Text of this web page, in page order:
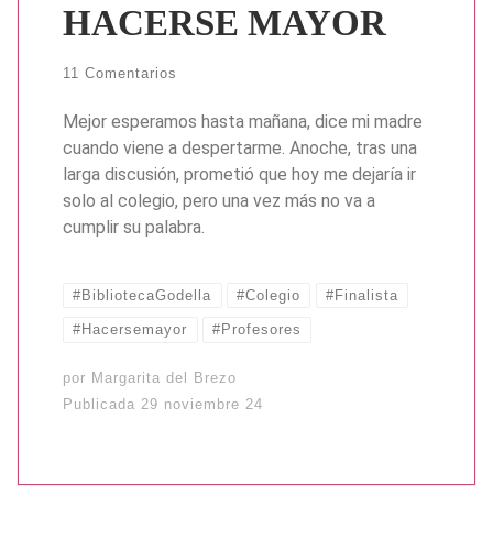
HACERSE MAYOR
11 Comentarios
Mejor esperamos hasta mañana, dice mi madre
cuando viene a despertarme. Anoche, tras una
larga discusión, prometió que hoy me dejaría ir
solo al colegio, pero una vez más no va a
cumplir su palabra.
#BibliotecaGodella #Colegio #Finalista
#Hacersemayor #Profesores
por Margarita del Brezo
Publicada 29 noviembre 24